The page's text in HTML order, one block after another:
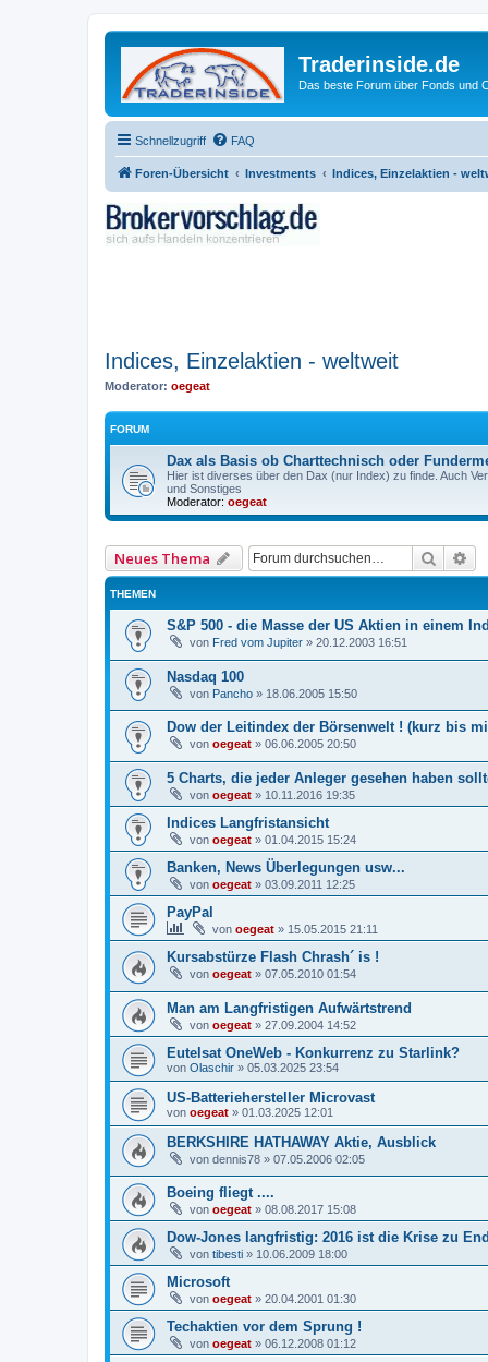
Traderinside.de
Das beste Forum über Fonds und
Schnellzugriff FAQ
Foren-Übersicht Investments Indices, Einzelaktien -
Indices, Einzelaktien - weltweit
Moderator: oegeat
FORUM
Dax als Basis ob Charttechnisch oder
Hier ist diverses über den Dax (nur Index) zu finde. Auch
und Sonstiges
Moderator: oegeat
Neues Thema Suche
THEMEN
S&P 500 - die Masse der US Aktien in einem
von Fred vom Jupiter » 20.12.2003 16:51
Nasdaq 100
von Pancho » 18.06.2005 15:50
Dow der Leitindex der Börsenwelt ! (kurz bis
von oegeat » 06.06.2005 20:50
5 Charts, die jeder Anleger gesehen haben
von oegeat » 10.11.2016 19:35
Indices Langfristansicht
von oegeat » 01.04.2015 15:24
Banken, News Überlegungen usw...
von oegeat » 03.09.2011 12:25
PayPal
von oegeat » 15.05.2015 21:11
Kursabstürze Flash Chrash´ is !
von oegeat » 07.05.2010 01:54
Man am Langfristigen Aufwärtstrend
von oegeat » 27.09.2004 14:52
Eutelsat OneWeb - Konkurrenz zu Starlink?
von Olaschir » 05.03.2025 23:54
US-Batteriehersteller Microvast
von oegeat » 01.03.2025 12:01
BERKSHIRE HATHAWAY Aktie, Ausblick
von dennis78 » 07.05.2006 02:05
Boeing fliegt ....
von oegeat » 08.08.2017 15:08
Dow-Jones langfristig: 2016 ist die Krise zu
von tibesti » 10.06.2009 18:00
Microsoft
von oegeat » 20.04.2001 01:30
Techaktien vor dem Sprung !
von oegeat » 06.12.2008 01:12